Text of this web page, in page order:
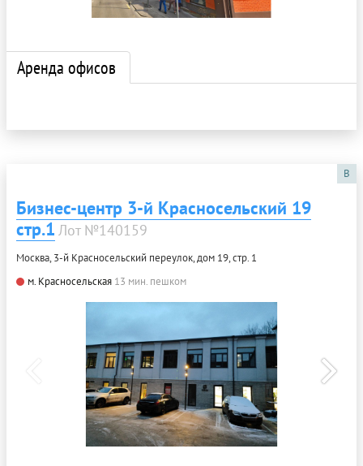
Аренда офисов
B
Бизнес-центр 3-й Красносельский 19
стр.1 Лот №140159
Москва, 3-й Красносельский переулок, дом 19, стр. 1
м. Красносельская 13 мин. пешком